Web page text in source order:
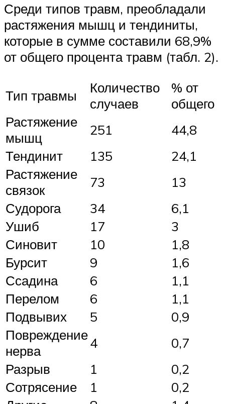
Среди типов травм, преобладали
растяжения мышц и тендиниты,
которые в сумме составили 68,9%
от общего процента травм (табл. 2).
Тип травмы
Количество
случаев
% от
общего
Растяжение
мышц
251
44,8
Тендинит
135
24,1
Растяжение
связок
73
13
Судорога
34
6,1
Ушиб
17
3
Синовит
10
1,8
Бурсит
9
1,6
Ссадина
6
1,1
Перелом
6
1,1
Подвывих
5
0,9
Повреждение
нерва
4
0,7
Разрыв
1
0,2
Сотрясение
1
0,2